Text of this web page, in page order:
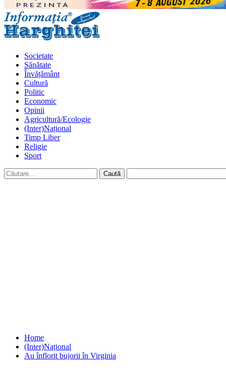
Primary
Menu
Societate
Sănătate
Învățământ
Cultură
Politic
Economic
Opinii
Agricultură/Ecologie
(Inter)Național
Timp Liber
Religie
Sport
Caută
după:
Home
(Inter)Național
Au înflorit bujorii în Virginia